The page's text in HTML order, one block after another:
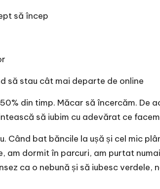
să încep
să stau cât mai departe de online
din timp. Măcar să încercăm. De
să iubim cu adevărat ce
Când bat băncile la ușă și cel mic
am dormit în parcuri, am purtat
ca o nebună și să iubesc verdele,